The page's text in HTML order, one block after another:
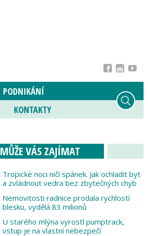
PODNIKÁNÍ
KONTAKTY
MŮŽE VÁS ZAJÍMAT
Tropické noci ničí spánek. Jak ochladit byt
a zvládnout vedra bez zbytečných chyb
Nemovitosti radnice prodala rychlostí
blesku, vydělá 83 milionů
U starého mlýna vyrostl pumptrack,
vstup je na vlastní nebezpečí